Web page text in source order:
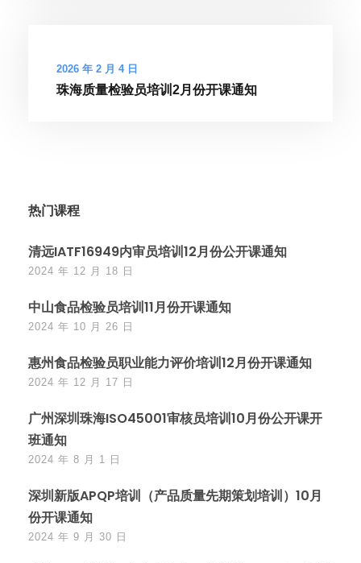
2026 年 2 月 4 日
珠海质量检验员培训2月份开课通知
热门课程
清远IATF16949内审员培训12月份公开课通知
2024 年 12 月 18 日
中山食品检验员培训11月份开课通知
2024 年 10 月 26 日
惠州食品检验员职业能力评价培训12月份开课通知
2024 年 12 月 17 日
广州深圳珠海ISO45001审核员培训10月份公开课开
班通知
2024 年 8 月 1 日
深圳新版APQP培训（产品质量先期策划培训）10月
份开课通知
2024 年 9 月 30 日